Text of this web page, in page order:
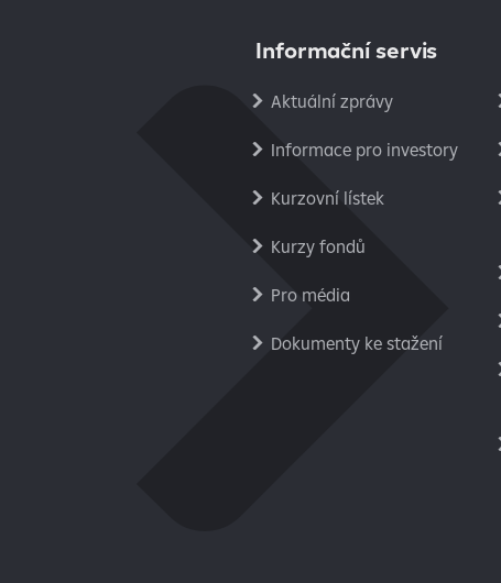
Informační servis
Aktuální zprávy
Informace pro investory
Kurzovní lístek
Kurzy fondů
Pro média
Dokumenty ke stažení